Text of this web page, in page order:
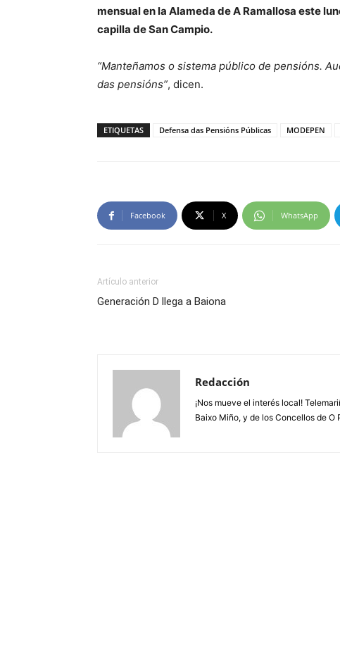
mensual en la Alameda de A Ramallosa este
capilla de San Campio.
“Manteñamos o sistema público de pensións.
das pensións”, dicen.
ETIQUETAS Defensa das Pensións Públicas MODEPEN
Facebook X WhatsApp
Artículo anterior
Generación D llega a Baiona
Redacción
¡Nos mueve el interés local!
Baixo Miño, y de los Concellos de O